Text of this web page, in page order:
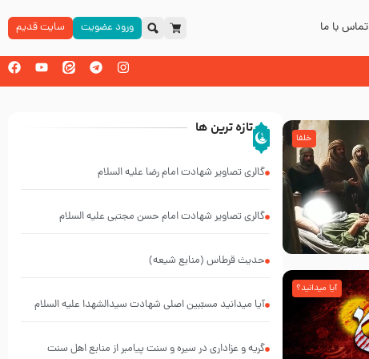
تماس با ما ورود عضویت سایت قدیم
خلفا
آیا میدانید؟
تازه ترین ها
گالری تصاویر شهادت امام رضا علیه السلام
گالری تصاویر شهادت امام حسن مجتبی علیه السلام
حدیث قرطاس (منابع شیعه)
آیا میدانید مسبّبین اصلی شهادت سیدالشهدا علیه ‌السلام
گریه و عزاداری در سیره و سنت پیامبر از منابع اهل سنت